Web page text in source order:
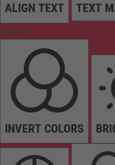
ALIGN TEXT TEXT
Colors
INVERT COLORS